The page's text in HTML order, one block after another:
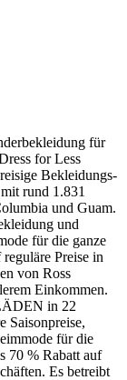
für
for Less
Bekleidungs-
rund 1.831
und Guam.
und
für die ganze
Preise in
von Ross
Einkommen.
in 22
Saisonpreise,
für die
70 % Rabatt auf
Es betreibt